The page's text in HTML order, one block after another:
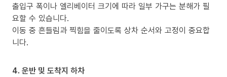
출입구 폭이나 엘리베이터 크기에 따라 일부 가구는 분해가 필
요할 수 있습니다.
이동 중 흔들림과 찍힘을 줄이도록 상차 순서와 고정이 중요합
니다.
4. 운반 및 도착지 하차